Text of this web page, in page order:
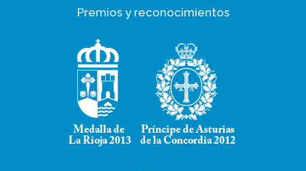
Premios y reconocimientos